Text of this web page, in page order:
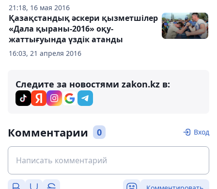
21:18, 16 мая 2016
16:03, 21 апреля 2016
Қазақстандық әскери қызметшілер
«Дала қыраны-2016» оқу-
жаттығуында үздік атанды
Следите за новостями zakon.kz в:
Комментарии 0 Вход